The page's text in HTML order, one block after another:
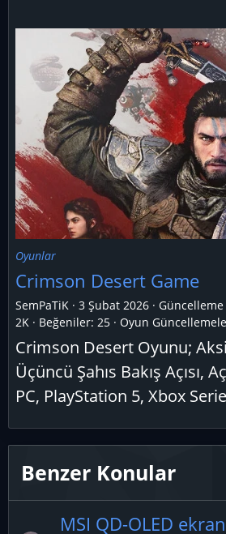
Oyunlar
Crimson Desert Game
SemPaTiK 3 Şubat 2026 Güncelleme
2K
Beğeniler: 25 Oyun
Crimson Desert Oyunu;
Üçüncü Şahıs Bakış Açısı,
PC, PlayStation 5, Xbox
Benzer Konular
MSI QD-OLED